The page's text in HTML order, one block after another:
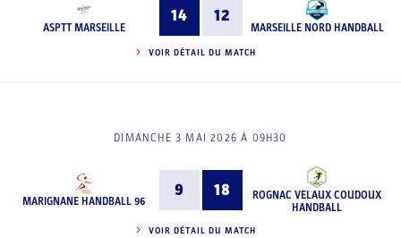
ASPTT MARSEILLE
14 12
MARSEILLE NORD HANDBALL
VOIR DÉTAIL DU MATCH
DIMANCHE 3 MAI 2026 À 09H30
MARIGNANE HANDBALL 96
9 18
ROGNAC VELAUX COUDOUX
HANDBALL
VOIR DÉTAIL DU MATCH